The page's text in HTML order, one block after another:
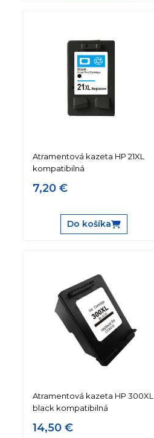
Atramentová kazeta HP 21XL
kompatibilná
7,20 €
Do košíka
Atramentová kazeta HP 300XL
black kompatibilná
14,50 €